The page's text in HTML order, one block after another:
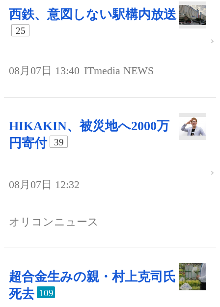
西鉄、意図しない駅構内放送
25
08月07日 13:40 ITmedia NEWS
HIKAKIN、被災地へ2000万
円寄付
39
08月07日 12:32
オリコンニュース
超合金生みの親・村上克司氏
死去 109